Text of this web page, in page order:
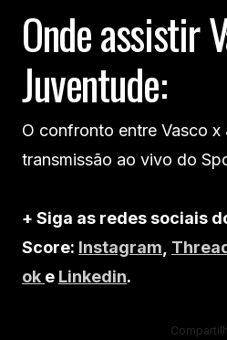
Onde assistir
Juventude:
O confronto entre Vasco x
transmissão ao vivo do
+ Siga as redes sociais
Score: Instagram
ok e Linkedin.